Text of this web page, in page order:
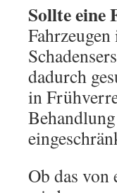
Sollte
dadurch
in
Ob das